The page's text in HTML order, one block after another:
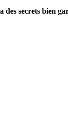
des secrets bien